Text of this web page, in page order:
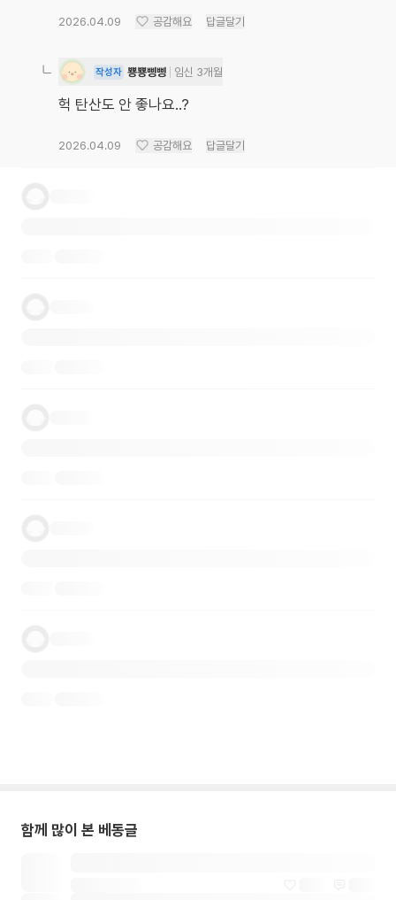
2026.04.09 공감해요 답글달기
작성자 뿅뿅삥삥 임신 3개월
헉 탄산도 안 좋나요..?
2026.04.09 공감해요 답글달기
함께 많이 본 베동글